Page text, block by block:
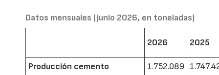
Datos mensuales (junio 2026, en toneladas)
2026 2025
Producción cemento 1.752.089